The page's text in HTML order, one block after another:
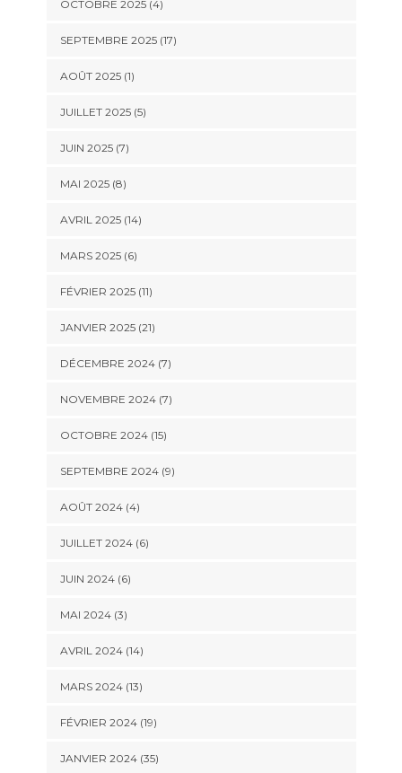
OCTOBRE 2025 (4)
SEPTEMBRE 2025 (17)
AOÛT 2025 (1)
JUILLET 2025 (5)
JUIN 2025 (7)
MAI 2025 (8)
AVRIL 2025 (14)
MARS 2025 (6)
FÉVRIER 2025 (11)
JANVIER 2025 (21)
DÉCEMBRE 2024 (7)
NOVEMBRE 2024 (7)
OCTOBRE 2024 (15)
SEPTEMBRE 2024 (9)
AOÛT 2024 (4)
JUILLET 2024 (6)
JUIN 2024 (6)
MAI 2024 (3)
AVRIL 2024 (14)
MARS 2024 (13)
FÉVRIER 2024 (19)
JANVIER 2024 (35)